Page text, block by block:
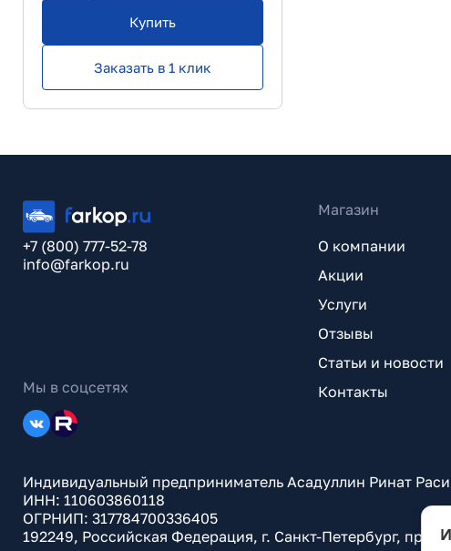
Купить
Заказать в 1 клик
+7 (800) 777-52-78
info@farkop.ru
Мы в соцсетях
Магазин
О компании
Акции
Услуги
Отзывы
Статьи и новости
Контакты
Индивидуальный предприниматель Асадуллин Ринат
ИНН: 110603860118
ОГРНИП: 317784700336405
192249, Российская Федерация, г. Санкт-Петербург,